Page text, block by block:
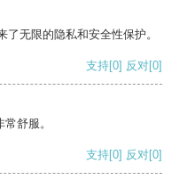
无限的隐私和安全性保护。
支持[0] 反对[0]
舒服。
支持[0] 反对[0]